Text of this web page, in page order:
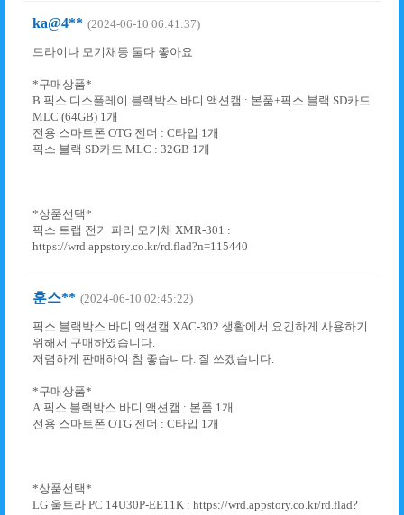
ka@4** (2024-06-10 06:41:37)
드라이나 모기채등 둘다 좋아요
*구매상품*
B.픽스 디스플레이 블랙박스 바디 액션캠 : 본품+픽스 블랙 SD카드
MLC (64GB) 1개
전용 스마트폰 OTG 젠더 : C타입 1개
픽스 블랙 SD카드 MLC : 32GB 1개
*상품선택*
픽스 트랩 전기 파리 모기채 XMR-301 :
https://wrd.appstory.co.kr/rd.flad?n=115440
훈스** (2024-06-10 02:45:22)
픽스 블랙박스 바디 액션캠 XAC-302 생활에서 요긴하게 사용하기
위해서 구매하였습니다.
저렴하게 판매하여 참 좋습니다. 잘 쓰겠습니다.
*구매상품*
A.픽스 블랙박스 바디 액션캠 : 본품 1개
전용 스마트폰 OTG 젠더 : C타입 1개
*상품선택*
LG 울트라 PC 14U30P-EE11K : https://wrd.appstory.co.kr/rd.flad?